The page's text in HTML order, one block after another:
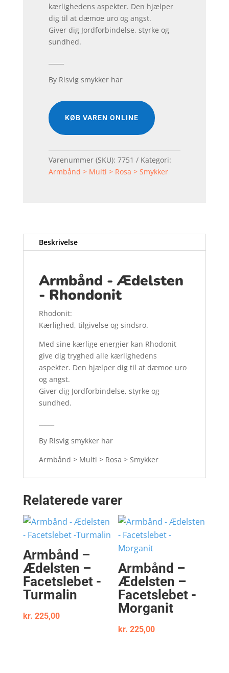
kærlighedens aspekter. Den hjælper
dig til at dæmoe uro og angst.
Giver dig Jordforbindelse, styrke og
sundhed.
By Risvig smykker har
KØB VAREN ONLINE
Varenummer (SKU): 7751
Kategori:
Armbånd > Multi > Rosa > Smykker
Beskrivelse
Armbånd - Ædelsten
- Rhondonit
Rhodonit:
Kærlighed, tilgivelse og sindsro.
Med sine kærlige energier kan Rhodonit
give dig tryghed alle kærlighedens
aspekter. Den hjælper dig til at dæmoe uro
og angst.
Giver dig Jordforbindelse, styrke og
sundhed.
By Risvig smykker har
Armbånd > Multi > Rosa > Smykker
Relaterede varer
Armbånd –
Ædelsten –
Facetslebet -
Turmalin
kr. 225,00
Armbånd –
Ædelsten –
Facetslebet -
Morganit
kr. 225,00